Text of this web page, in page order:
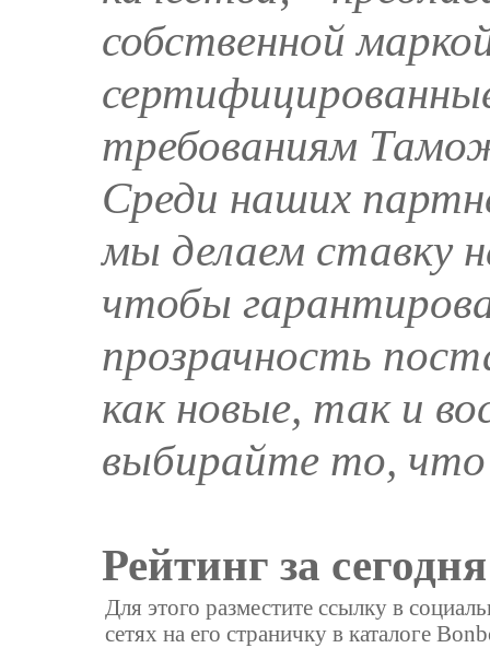
собственной
требованиям
Среди наших
мы делаем ставку
чтобы
прозрачность
как новые, так и
выбирайте то,
Рейтинг за
Для этого разместите ссылку в
сетях на его страничку в каталоге